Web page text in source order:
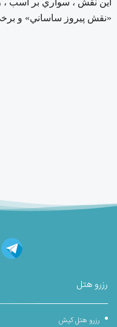
اين‌ نقش‌ ، سواري‌ بر اسب‌
«نقش‌ پيروز ساساني‌» و
رزرو هتل
رزرو هتل کیش